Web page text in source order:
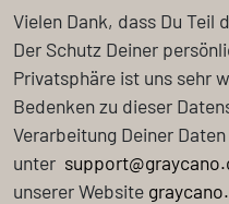
Vielen Dank, dass Du
Der Schutz Deiner
Privatsphäre ist uns sehr
Bedenken zu dieser
Verarbeitung Deiner
unter
unserer Website